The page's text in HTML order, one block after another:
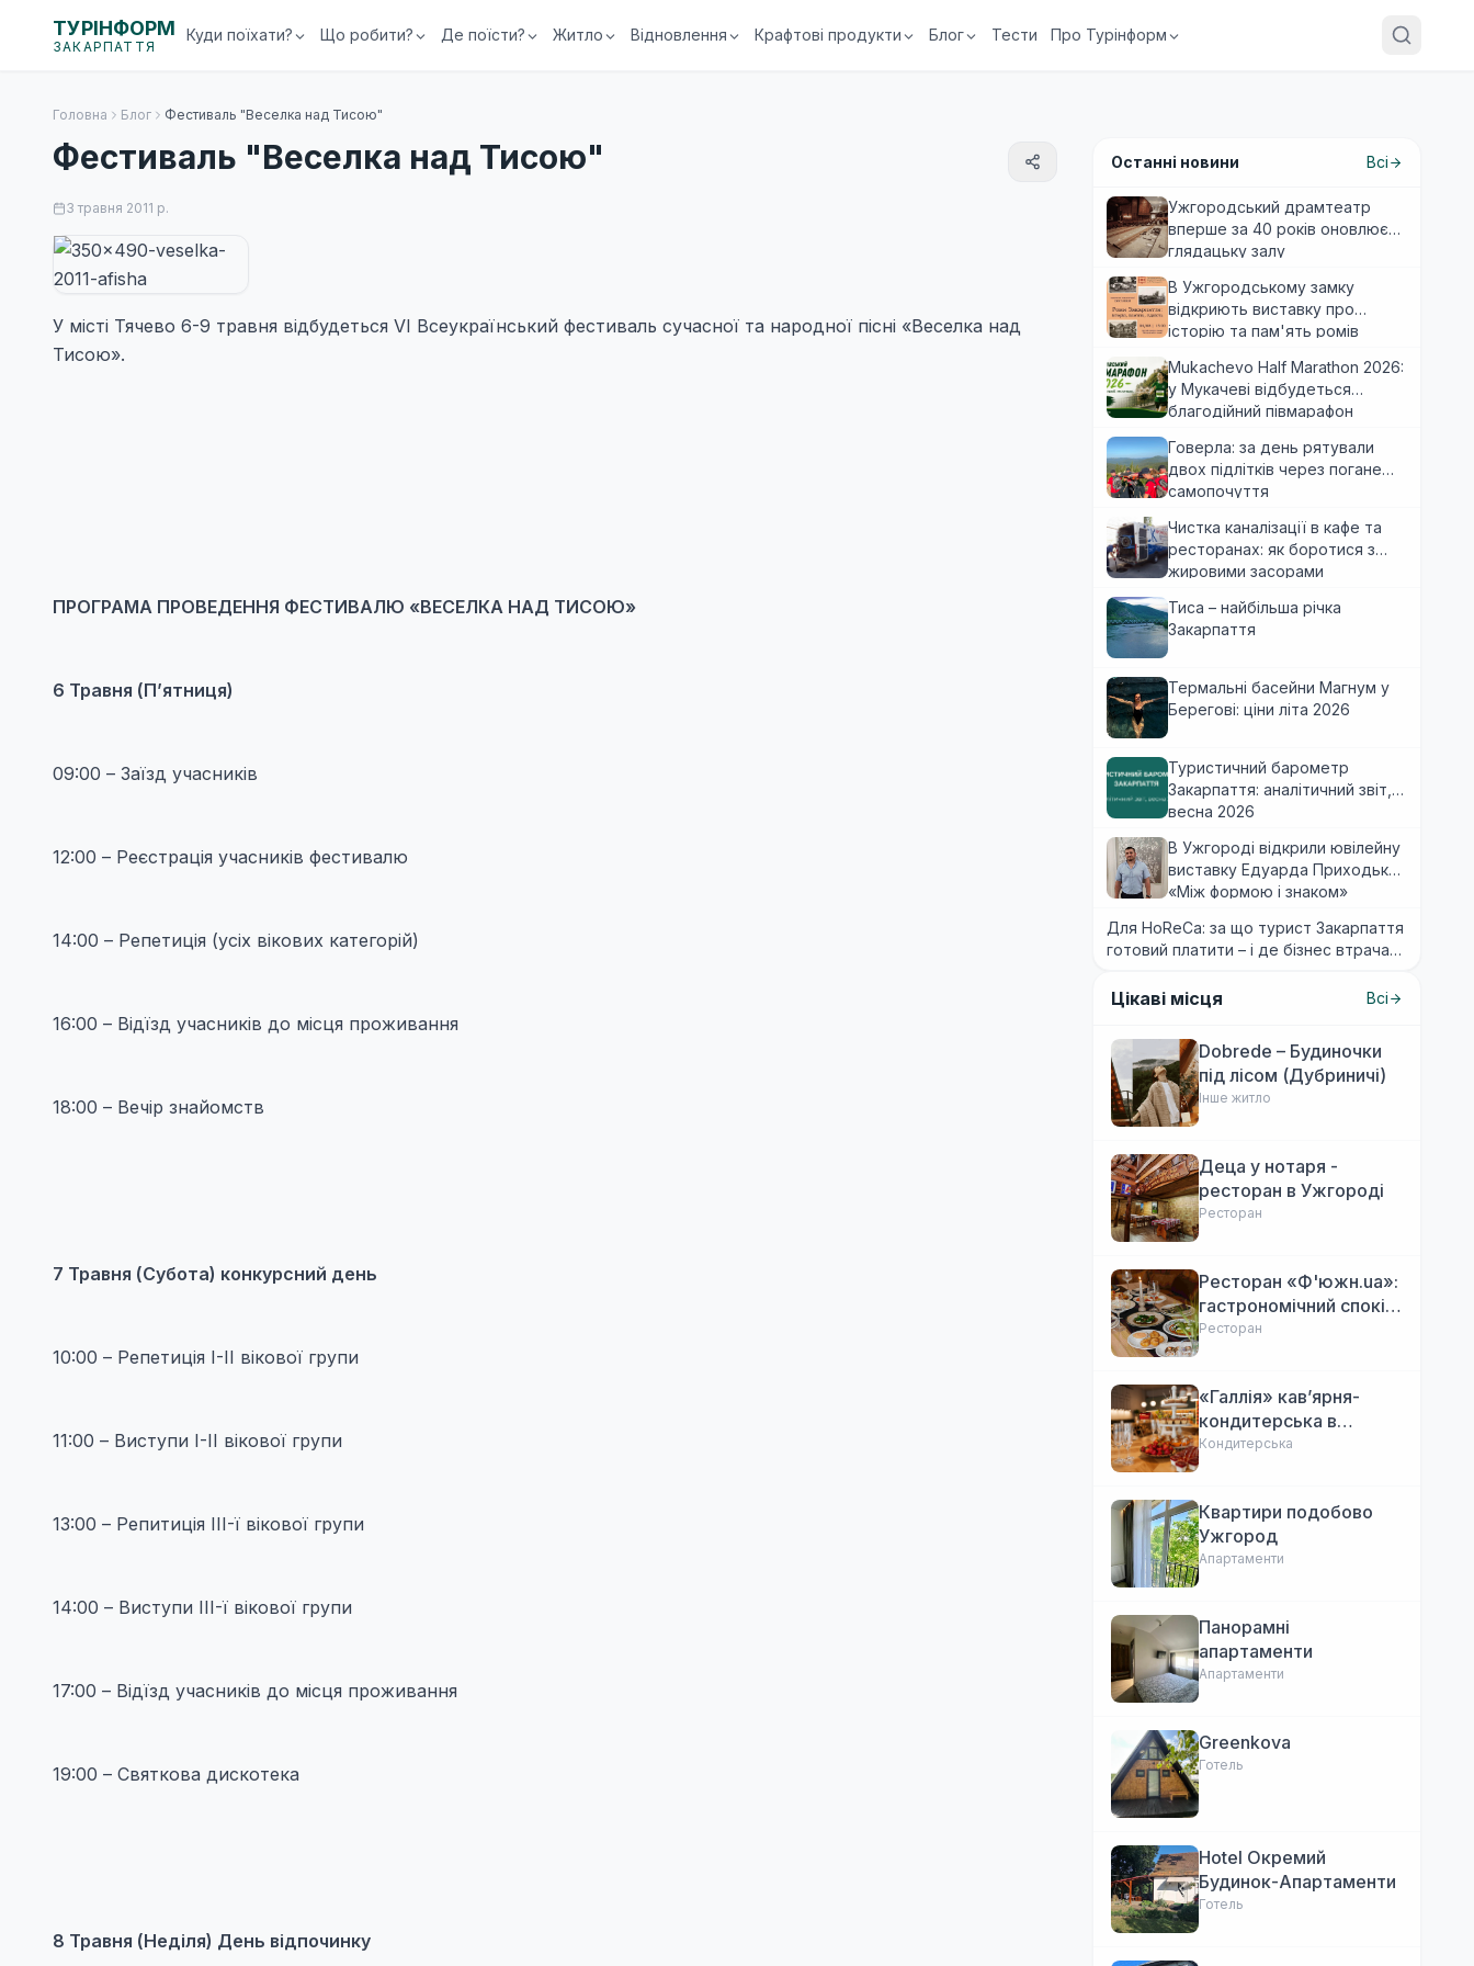
ТУРІНФОРМ
ЗАКАРПАТТЯ
Куди поїхати? Що робити? Де поїсти? Житло Відновлення Крафтові продукти Блог Тести Про Турінформ
Головна Блог Фестиваль "Веселка над Тисою"
Фестиваль "Веселка над Тисою"
3 травня 2011 р.
У місті Тячево 6-9 травня відбудеться VI Всеукраїнський фестиваль сучасної та народної пісні «Веселка над
Тисою».
ПРОГРАМА ПРОВЕДЕННЯ ФЕСТИВАЛЮ «ВЕСЕЛКА НАД ТИСОЮ»
6 Травня (П’ятниця)
09:00 – Заїзд учасників
12:00 – Реєстрація учасників фестивалю
14:00 – Репетиція (усіх вікових категорій)
16:00 – Відїзд учасників до місця проживання
18:00 – Вечір знайомств
7 Травня (Субота) конкурсний день
10:00 – Репетиція I-II вікової групи
11:00 – Виступи I-II вікової групи
13:00 – Репитиція III-ї вікової групи
14:00 – Виступи III-ї вікової групи
17:00 – Відїзд учасників до місця проживання
19:00 – Святкова дискотека
8 Травня (Неділя) День відпочинку
Останні новини Всі
Ужгородський драмтеатр
вперше за 40 років оновлює
глядацьку залу
В Ужгородському замку
відкриють виставку про
історію та пам'ять ромів
Mukachevo Half Marathon 2026:
у Мукачеві відбудеться
благодійний півмарафон
Говерла: за день рятували
двох підлітків через погане
самопочуття
Чистка каналізації в кафе та
ресторанах: як боротися з
жировими засорами
Тиса – найбільша річка
Закарпаття
Термальні басейни Магнум у
Берегові: ціни літа 2026
Туристичний барометр
Закарпаття: аналітичний звіт,
весна 2026
В Ужгороді відкрили ювілейну
виставку Едуарда Приходька
«Між формою і знаком»
Для HoReCa: за що турист Закарпаття
готовий платити – і де бізнес втрачає
Цікаві місця Всі
Dobrede – Будиночки
під лісом (Дубриничі)
Інше житло
Деца у нотаря -
ресторан в Ужгороді
Ресторан
Ресторан «Ф'южн.ua»:
гастрономічний спокій
Ужгорода. Авторська
Ресторан
«Галлія» кав’ярня-
кондитерська в
Ужгороді
Кондитерська
Квартири подобово
Ужгород
Апартаменти
Панорамні
апартаменти
Апартаменти
Greenkova
Готель
Hotel Окремий
Будинок-Апартаменти
Готель